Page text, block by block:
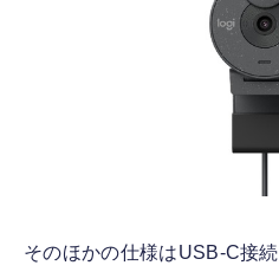
そのほかの仕様はUSB-C接